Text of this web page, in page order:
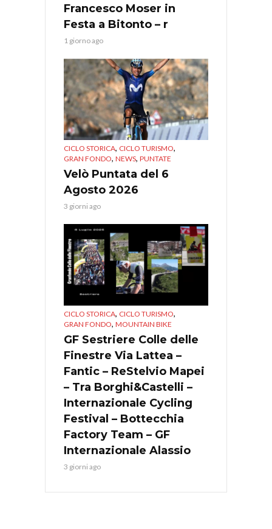
Francesco Moser in
Festa a Bitonto – r
1 giorno ago
CICLO STORICA, CICLO TURISMO,
GRAN FONDO, NEWS, PUNTATE
Velò Puntata del 6
Agosto 2026
3 giorni ago
CICLO STORICA, CICLO TURISMO,
GRAN FONDO, MOUNTAIN BIKE
GF Sestriere Colle delle
Finestre Via Lattea –
Fantic – ReStelvio Mapei
– Tra Borghi&Castelli –
Internazionale Cycling
Festival – Bottecchia
Factory Team – GF
Internazionale Alassio
3 giorni ago